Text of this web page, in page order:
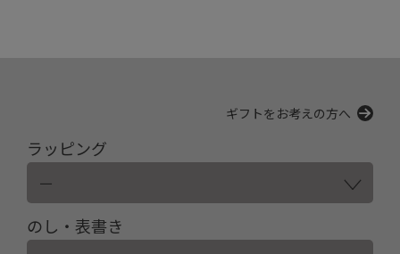
ギフトをお考えの方へ
ラッピング
のし・表書き